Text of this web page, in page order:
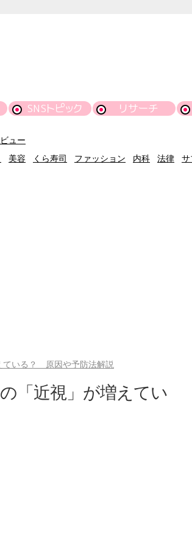
SNSトピック リサーチ
ュー
美容 くら寿司 ファッション 内科 法律 サ
ている？ 原因や予防法解説
「近視」が増えてい